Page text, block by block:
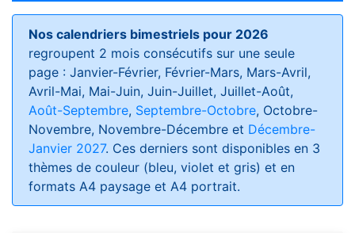
Nos calendriers bimestriels pour 2026
regroupent 2 mois consécutifs sur une seule
page : Janvier-Février, Février-Mars, Mars-Avril,
Avril-Mai, Mai-Juin, Juin-Juillet, Juillet-Août,
Août-Septembre, Septembre-Octobre, Octobre-
Novembre, Novembre-Décembre et Décembre-
Janvier 2027. Ces derniers sont disponibles en 3
thèmes de couleur (bleu, violet et gris) et en
formats A4 paysage et A4 portrait.